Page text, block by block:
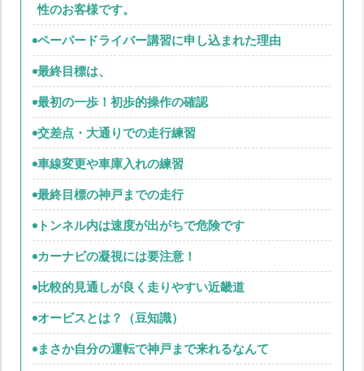
性のお客様です。
ペーパードライバー講習に申し込まれた理由
最終目標は、
最初の一歩！初歩的操作の確認
交差点・大通りでの走行練習
車線変更や車庫入れの練習
最終目標の神戸までの走行
トンネル内は速度が出がちで危険です
カーナビの凝視には要注意！
比較的見通しが良く走りやすい近畿道
オービスとは？（豆知識）
まさか自分の運転で神戸まで来れるなんて